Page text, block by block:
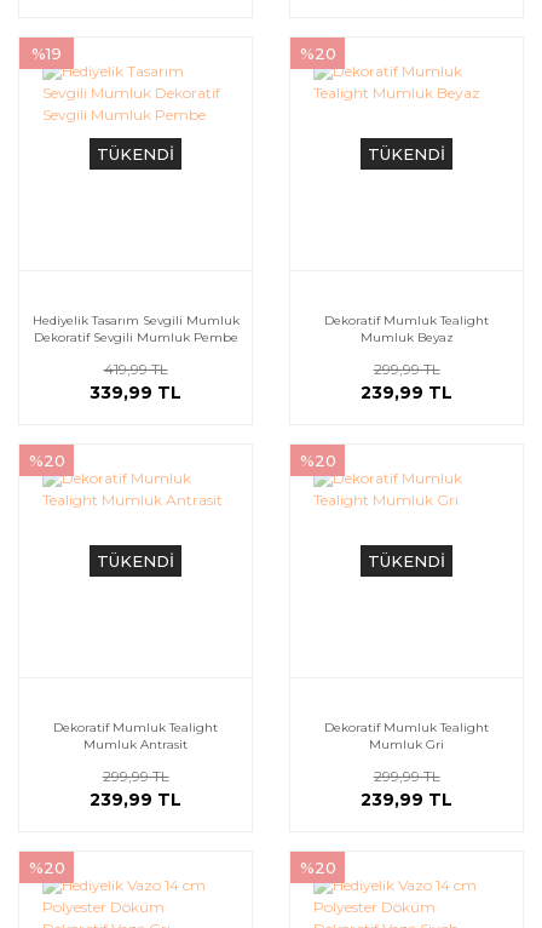
TÜKENDİ
%19
Hediyelik Tasarım Sevgili Mumluk
Dekoratif Sevgili Mumluk Pembe
419,99 TL
339,99 TL
TÜKENDİ
%20
Dekoratif Mumluk Tealight
Mumluk Beyaz
299,99 TL
239,99 TL
TÜKENDİ
%20
Dekoratif Mumluk Tealight
Mumluk Antrasit
299,99 TL
239,99 TL
TÜKENDİ
%20
Dekoratif Mumluk Tealight
Mumluk Gri
299,99 TL
239,99 TL
%20 %20